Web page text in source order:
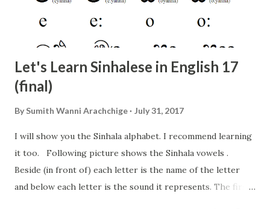
Let's Learn Sinhalese in English 17
(final)
By Sumith Wanni Arachchige July 31, 2017
I will show you the Sinhala alphabet. I recommend learning
it too. Following picture shows the Sinhala vowels .
Beside (in front of) each letter is the name of the letter
and below each letter is the sound it represents. The first